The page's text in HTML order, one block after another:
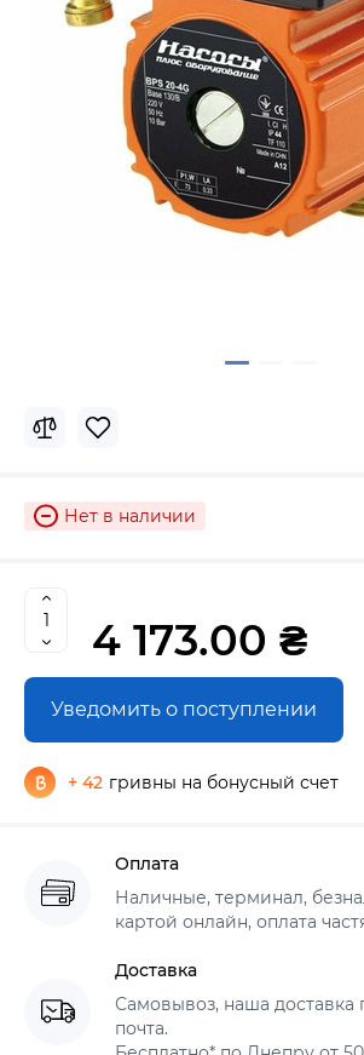
Нет в наличии
4 173.00 ₴
Уведомить о поступлении
+ 42 гривны на бонусный счет
Оплата
Наличные, терминал,
картой онлайн, оплата
Доставка
Самовывоз, наша доставка
почта.